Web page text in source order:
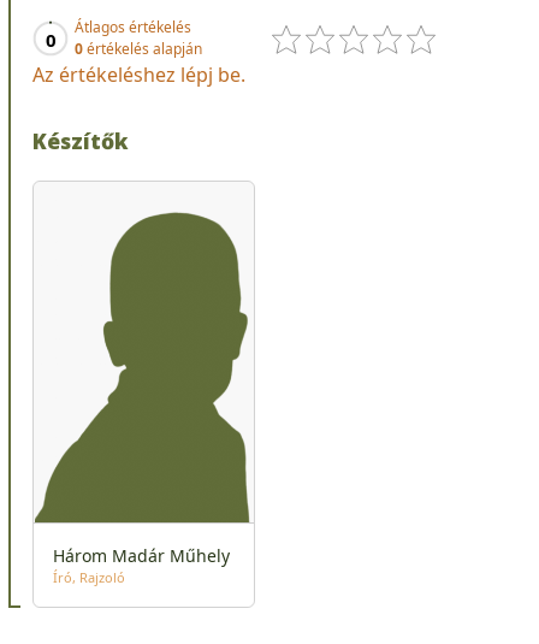
0
Átlagos értékelés
0értékelés alapján
Az értékeléshez lépj be.
Készítők
Három Madár Műhely
Író Rajzoló